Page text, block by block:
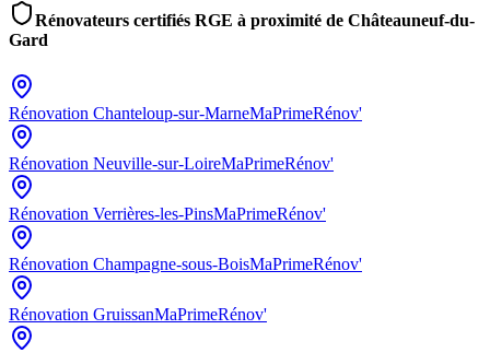
Rénovateurs certifiés RGE à proximité de Châteauneuf-du-
Gard
Rénovation Chanteloup-sur-MarneMaPrimeRénov'
Rénovation Neuville-sur-LoireMaPrimeRénov'
Rénovation Verrières-les-PinsMaPrimeRénov'
Rénovation Champagne-sous-BoisMaPrimeRénov'
Rénovation GruissanMaPrimeRénov'